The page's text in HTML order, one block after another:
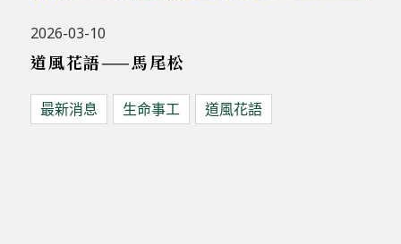
2026-03-10
道風花語——馬尾松
最新消息 生命事工 道風花語